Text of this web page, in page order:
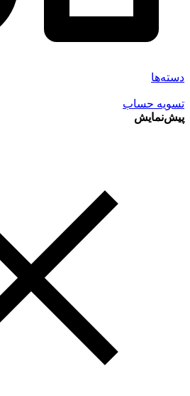
دسته‌ها
تسویه حساب
پیش‌نمایش